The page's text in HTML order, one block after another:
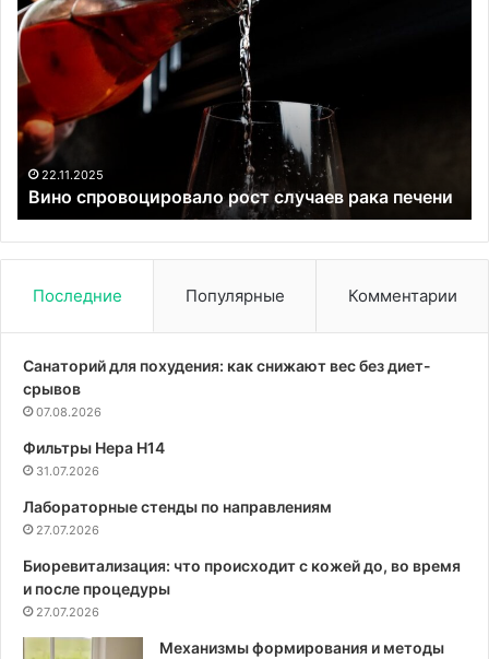
спровоцировало
рост
случаев
рака
печени
22.11.2025
Вино спровоцировало рост случаев рака печени
Последние Популярные Комментарии
Санаторий для похудения: как снижают вес без диет-
срывов
07.08.2026
Фильтры Hepa Н14
31.07.2026
Лабораторные стенды по направлениям
27.07.2026
Биоревитализация: что происходит с кожей до, во время
и после процедуры
27.07.2026
Механизмы формирования и методы